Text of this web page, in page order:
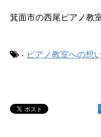
箕面市の西尾ピアノ教
- ピアノ教室への想